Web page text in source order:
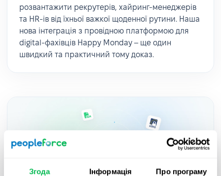
Згода Інформація Про програму
розвантажити рекрутерів, хайринг-менеджерів
та HR-ів від їхньої важкої щоденної рутини. Наша
нова інтеграція з провідною платформою для
digital-фахівців Happy Monday – ще один
швидкий та практичний тому доказ.